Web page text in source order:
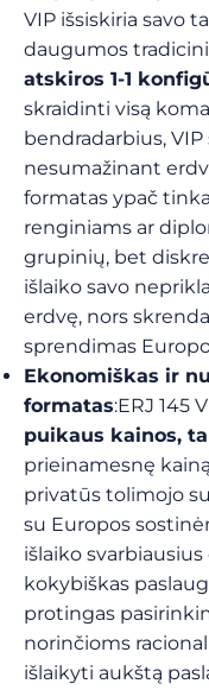
VIP išsiskiria savo
daugumos
atskiros 1-1
skraidinti visą
bendradarbius, VIP
nesumažinant
formatas ypač
renginiams ar
grupinių, bet
išlaiko savo
erdvę, nors
sprendimas
Ekonomiškas ir
formatas:ERJ 145
puikaus kainos,
prieinamesnę kainą
privatūs tolimojo
su Europos
išlaiko
kokybiškas
protingas
norinčioms
išlaikyti aukštą